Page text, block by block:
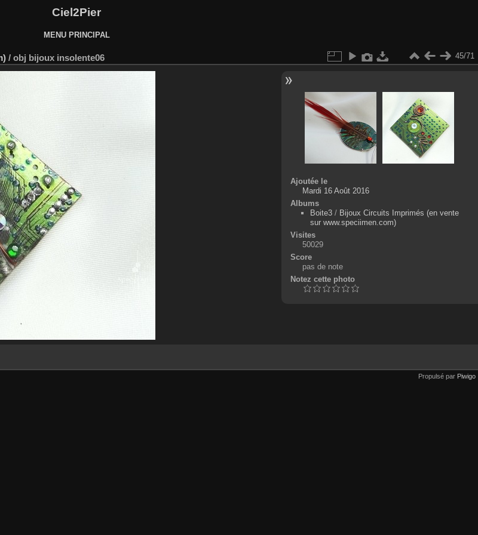
Ciel2Pier
MENU PRINCIPAL
/ obj bijoux insolente06 45/71
Ajoutée le
Mardi 16 Août 2016
Albums
Boite3/ Bijoux Circuits Imprimés (en vente
sur www.speciimen.com)
Visites
50029
Score
pas de note
Notez cette photo
Propulsé par Piwigo